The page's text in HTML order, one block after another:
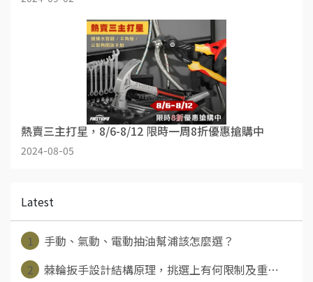
熱賣三主打星，8/6-8/12 限時一周8折優惠搶購中
2024-08-05
Latest
1
手動、氣動、電動抽油幫浦該怎麼選？
2
棘輪扳手設計結構原理，挑選上有何限制及重⋯